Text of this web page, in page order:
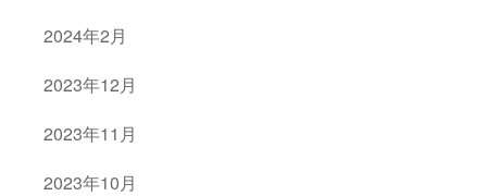
2024年2月
2023年12月
2023年11月
2023年10月